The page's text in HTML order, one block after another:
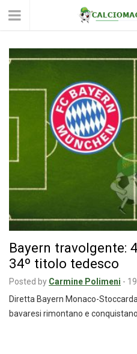
Bayern travolgente:
34º titolo tedesco
Posted by Carmine Polimeni -
Diretta Bayern Monaco-
bavaresi rimontano e conquistano